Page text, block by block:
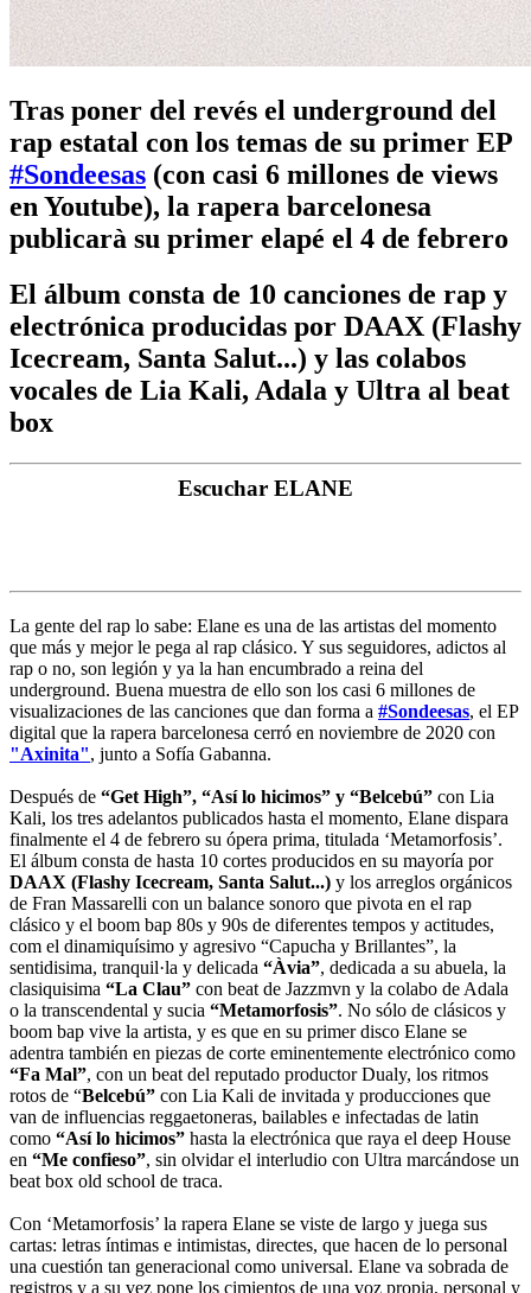
Tras poner del revés el underground del
rap estatal con los temas de su primer EP
#Sondeesas (con casi 6 millones de views
en Youtube), la rapera barcelonesa
publicarà su primer elapé el 4 de febrero
El álbum consta de 10 canciones de rap y
electrónica producidas por DAAX (Flashy
Icecream, Santa Salut...) y las colabos
vocales de Lia Kali, Adala y Ultra al beat
box
Escuchar ELANE
La gente del rap lo sabe: Elane es una de las artistas del momento
que más y mejor le pega al rap clásico. Y sus seguidores, adictos al
rap o no, son legión y ya la han encumbrado a reina del
underground. Buena muestra de ello son los casi 6 millones de
visualizaciones de las canciones que dan forma a #Sondeesas, el EP
digital que la rapera barcelonesa cerró en noviembre de 2020 con
"Axinita", junto a Sofía Gabanna.
Después de “Get High”, “Así lo hicimos” y “Belcebú” con Lia
Kali, los tres adelantos publicados hasta el momento, Elane dispara
finalmente el 4 de febrero su ópera prima, titulada ‘Metamorfosis’.
El álbum consta de hasta 10 cortes producidos en su mayoría por
DAAX (Flashy Icecream, Santa Salut...) y los arreglos orgánicos
de Fran Massarelli con un balance sonoro que pivota en el rap
clásico y el boom bap 80s y 90s de diferentes tempos y actitudes,
com el dinamiquísimo y agresivo “Capucha y Brillantes”, la
sentidisima, tranquil·la y delicada “Àvia”, dedicada a su abuela, la
clasiquisima “La Clau” con beat de Jazzmvn y la colabo de Adala
o la transcendental y sucia “Metamorfosis”. No sólo de clásicos y
boom bap vive la artista, y es que en su primer disco Elane se
adentra también en piezas de corte eminentemente electrónico como
“Fa Mal”, con un beat del reputado productor Dualy, los ritmos
rotos de “Belcebú” con Lia Kali de invitada y producciones que
van de influencias reggaetoneras, bailables e infectadas de latin
como “Así lo hicimos” hasta la electrónica que raya el deep House
en “Me confieso”, sin olvidar el interludio con Ultra marcándose un
beat box old school de traca.
Con ‘Metamorfosis’ la rapera Elane se viste de largo y juega sus
cartas: letras íntimas e intimistas, directes, que hacen de lo personal
una cuestión tan generacional como universal. Elane va sobrada de
registros y a su vez pone los cimientos de una voz propia, personal y